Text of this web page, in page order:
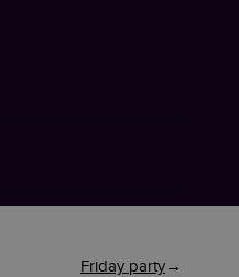
Friday party